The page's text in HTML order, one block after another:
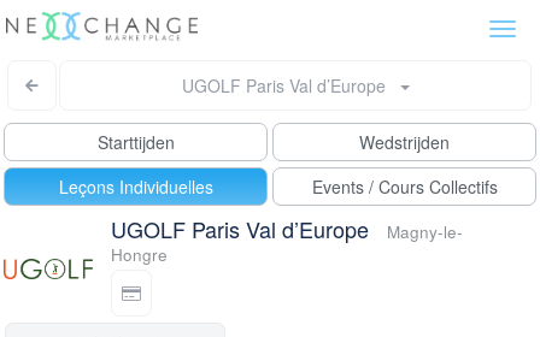
UGOLF Paris Val d’Europe
Starttijden
Wedstrijden
Leçons Individuelles
Events / Cours Collectifs
UGOLF Paris Val d’Europe
Magny-le-
Hongre